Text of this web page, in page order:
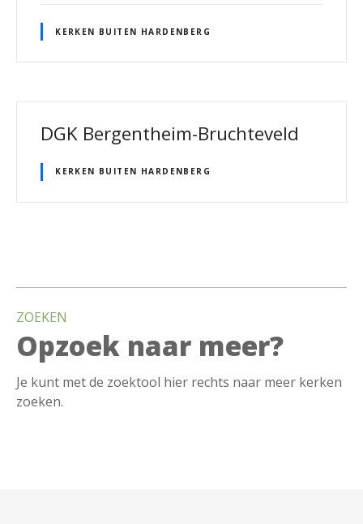
KERKEN BUITEN HARDENBERG
DGK Bergentheim-Bruchteveld
KERKEN BUITEN HARDENBERG
e
r
i
c
ZOEKEN
Opzoek naar meer?
Je kunt met de zoektool hier rechts naar meer kerken
zoeken.